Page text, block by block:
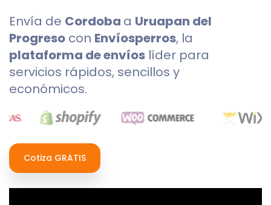
Envía de Cordoba a Uruapan del
Progreso con Envíosperros, la
plataforma de envíos líder para
servicios rápidos, sencillos y
económicos.
Cotiza GRATIS